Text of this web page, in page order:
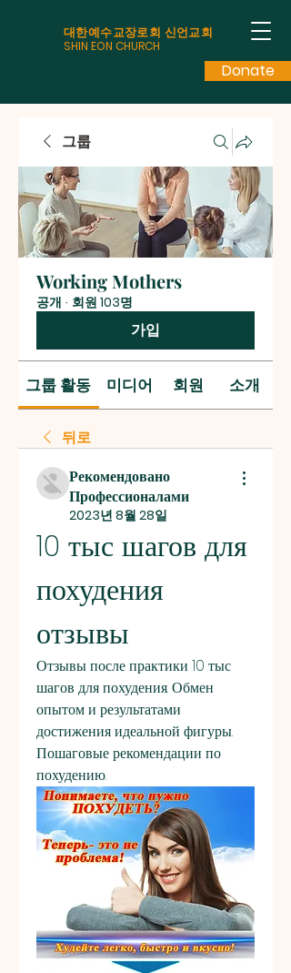
대한예수교장로회 신언교회
SHIN EON CHURCH
Donate
그룹
Working Mothers
공개 · 회원 103명
가입
그룹 활동 미디어 회원 소개
뒤로
Рекомендовано
Профессионалами
2023년 8월 28일
10 тыс шагов для
похудения
отзывы
Отзывы после практики 10 тыс
шагов для похудения. Обмен
опытом и результатами
достижения идеальной фигуры.
Пошаговые рекомендации по
похудению.